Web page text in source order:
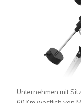
Unternehmen mit